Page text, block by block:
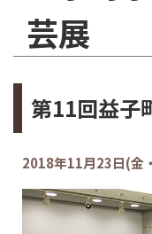
芸展
第11回益子
2018年11月23日(金